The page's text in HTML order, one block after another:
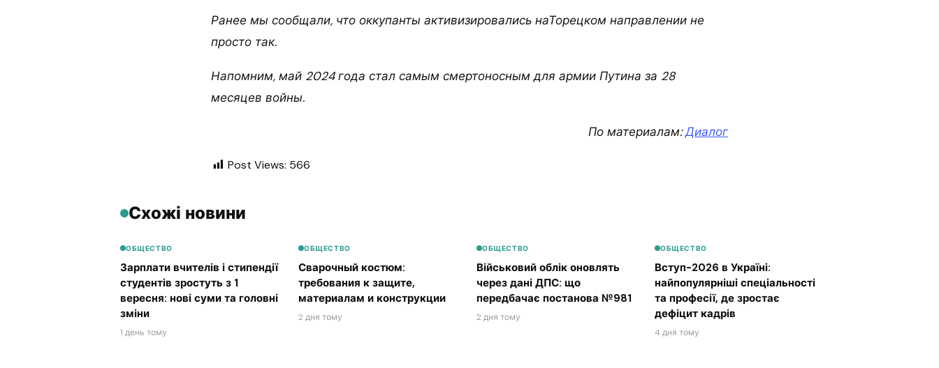
Ранее мы сообщали, что оккупанты активизировались наТорецком направлении не
просто так.
Напомним, май 2024 года стал самым смертоносным для армии Путина за 28
месяцев войны.
По материалам:Диалог
Post Views: 566
Схожі новини
ОБЩЕСТВО
Зарплати вчителів і стипендії
студентів зростуть з 1
вересня: нові суми та головні
зміни
1 день тому
ОБЩЕСТВО
Сварочный костюм:
требования к защите,
материалам и конструкции
2 дня тому
ОБЩЕСТВО
Військовий облік оновлять
через дані ДПС: що
передбачає постанова №981
2 дня тому
ОБЩЕСТВО
Вступ-2026 в Україні:
найпопулярніші спеціальності
та професії, де зростає
дефіцит кадрів
4 дня тому